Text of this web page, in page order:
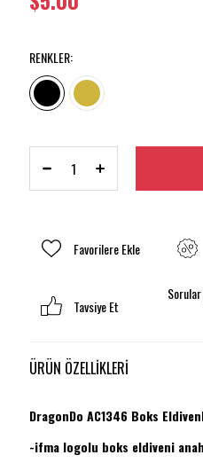
RENKLER:
Favorilere Ekle
Tavsiye Et
ÜRÜN ÖZELLIKLERI
DragonDo AC1346 Boks
-ifma logolu boks eldiveni